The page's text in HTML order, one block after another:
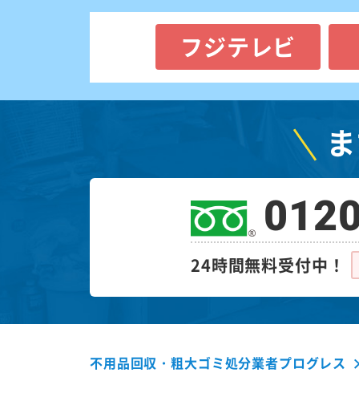
フジテレビ
24時間無料受付中！
不用品回収・粗大ゴミ処分業者プログレス